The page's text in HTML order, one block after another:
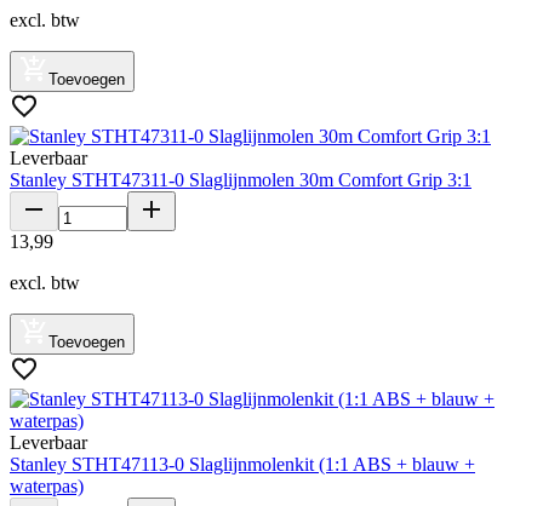
excl. btw
Toevoegen
Leverbaar
Stanley STHT47311-0 Slaglijnmolen 30m Comfort Grip 3:1
13,99
excl. btw
Toevoegen
Leverbaar
Stanley STHT47113-0 Slaglijnmolenkit (1:1 ABS + blauw +
waterpas)